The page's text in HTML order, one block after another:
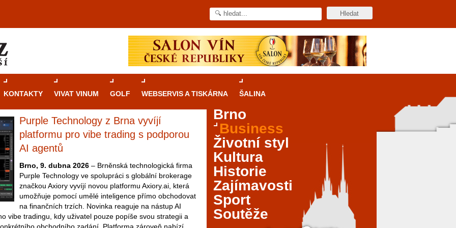
KONTAKTY VIVAT VINUM GOLF WEBSERVIS A TISKÁRNA ŠALINA
Purple Technology z Brna vyvíjí
platformu pro vibe trading s podporou
AI agentů
Brno, 9. dubna 2026 – Brněnská technologická firma
Purple Technology ve spolupráci s globální brokerage
značkou Axiory vyvíjí novou platformu Axiory.ai, která
umožňuje pomocí umělé inteligence přímo obchodovat
na finančních trzích. Novinka reaguje na nástup AI
vibe tradingu, kdy uživatel pouze popíše svou strategii a
Průvodce
kasinovými hrami v Brně: Od
rulety po video automaty
Brno je městem známým pro zajímavé památky, skvělé
restaurace, divadla a univerzity. Mimo jiné je ale také
místem, kde si můžete legálně a bezpečně vyzkoušet
různé kasinové hry. V neustále kvetoucí moravské
metropoli naleznete širokou nabídku her od klasické
rulety až po moderní automaty jak pro pravidelné
V...
Brno
Business
Životní styl
Kultura
Historie
Zajímavosti
Sport
Soutěže